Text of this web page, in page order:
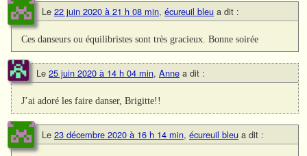
Le 22 juin 2020 à 21 h 08 min, écureuil bleu a dit :
Ces danseurs ou équilibristes sont très gracieux. Bonne soirée
Le 25 juin 2020 à 14 h 04 min, Anne a dit :
J’ai adoré les faire danser, Brigitte!!
Le 23 décembre 2020 à 16 h 14 min, écureuil bleu a dit :